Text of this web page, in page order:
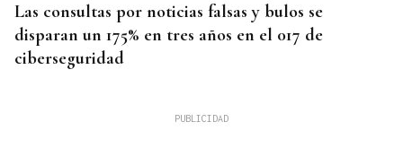
Las consultas por noticias falsas y bulos se
disparan un 175% en tres años en el 017 de
ciberseguridad